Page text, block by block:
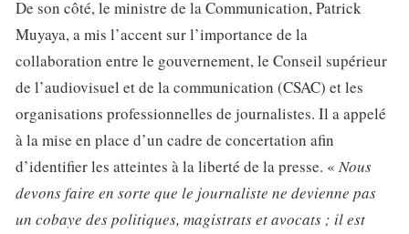
De son côté, le ministre de la Communication, Patrick
Muyaya, a mis l’accent sur l’importance de la
collaboration entre le gouvernement, le Conseil supérieur
de l’audiovisuel et de la communication (CSAC) et les
organisations professionnelles de journalistes. Il a appelé
à la mise en place d’un cadre de concertation afin
d’identifier les atteintes à la liberté de la presse. « Nous
devons faire en sorte que le journaliste ne devienne pas
un cobaye des politiques, magistrats et avocats ; il est